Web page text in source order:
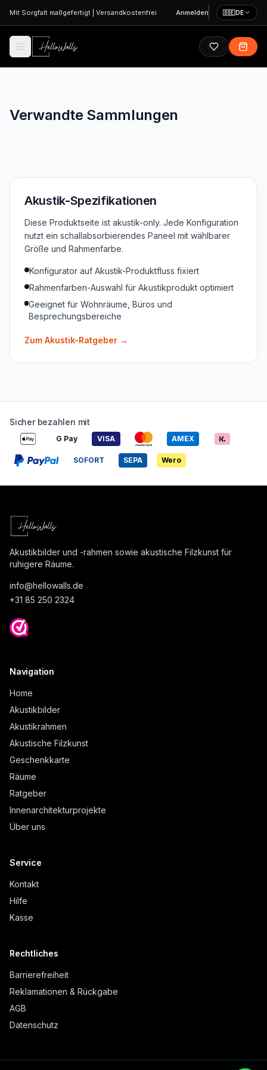
Zum Hauptinhalt springen
Mit Sorgfalt maßgefertigt Versandkostenfrei Anmelden 🇩🇪DE
Verwandte Sammlungen
Akustik-Spezifikationen
Diese Produktseite ist akustik-only. Jede Konfiguration
nutzt ein schallabsorbierendes Paneel mit wählbarer
Größe und Rahmenfarbe.
Konfigurator auf Akustik-Produktfluss fixiert
Rahmenfarben-Auswahl für Akustikprodukt optimiert
Geeignet für Wohnräume, Büros und
Besprechungsbereiche
Zum Akustik-Ratgeber →
Sicher bezahlen mit
G Pay VISA AMEX
SOFORT SEPA Wero
Akustikbilder und -rahmen sowie akustische Filzkunst für
ruhigere Räume.
info@hellowalls.de
+31 85 250 2324
Navigation
Home
Akustikbilder
Akustikrahmen
Akustische Filzkunst
Geschenkkarte
Räume
Ratgeber
Innenarchitekturprojekte
Über uns
Service
Kontakt
Hilfe
Kasse
Rechtliches
Barrierefreiheit
Reklamationen & Rückgabe
AGB
Datenschutz